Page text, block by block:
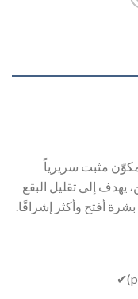
– مكوّن مثبت سريرياً
يهدف إلى تقليل البقع
أفتح وأكثر إشراقًا.